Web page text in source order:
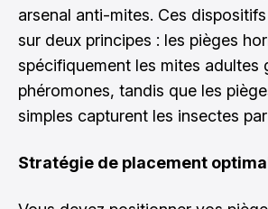
arsenal anti-mites. Ces
sur deux principes : les pièges
spécifiquement les mites adultes
phéromones, tandis que les
simples capturent les insectes
Stratégie de placement